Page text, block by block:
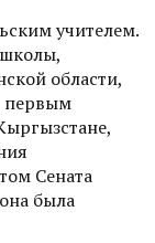
учителем.
области,
первым
Сената
была